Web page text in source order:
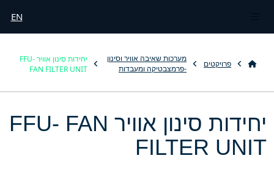
EN
פרויקטים
מערכות שאיבה אוויר וסינון
-פרמצבטיקה ומעבדות
יחידות סינון אוויר FFU-
FAN FILTER UNIT
יחידות סינון אוויר FFU- FAN
FILTER UNIT